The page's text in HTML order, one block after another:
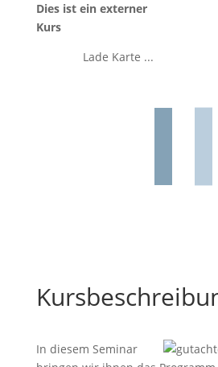
Dies ist ein externer
Kurs
Lade Karte ...
In diesem Seminar